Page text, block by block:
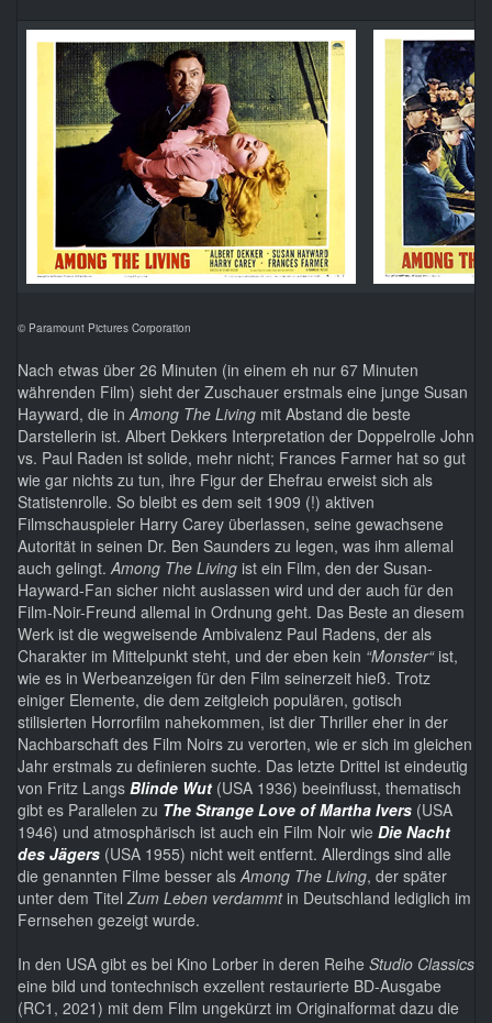
© Paramount Pictures Corporation
Nach etwas über 26 Minuten (in einem eh nur 67 Minuten
währenden Film) sieht der Zuschauer erstmals eine junge Susan
Hayward, die inAmong The Living mit Abstand die beste
Darstellerin ist. Albert Dekkers Interpretation der Doppelrolle John
vs. Paul Raden ist solide, mehr nicht; Frances Farmer hat so gut
wie gar nichts zu tun, ihre Figur der Ehefrau erweist sich als
Statistenrolle. So bleibt es dem seit 1909 (!) aktiven
Filmschauspieler Harry Carey überlassen, seine gewachsene
Autorität in seinen Dr. Ben Saunders zu legen, was ihm allemal
auch gelingt.Among The Living ist ein Film, den der Susan-
Hayward-Fan sicher nicht auslassen wird und der auch für den
Film-Noir-Freund allemal in Ordnung geht. Das Beste an diesem
Werk ist die wegweisende Ambivalenz Paul Radens, der als
Charakter im Mittelpunkt steht, und der eben kein “Monster“ist,
wie es in Werbeanzeigen für den Film seinerzeit hieß. Trotz
einiger Elemente, die dem zeitgleich populären, gotisch
stilisierten Horrorfilm nahekommen, ist dier Thriller eher in der
Nachbarschaft des Film Noirs zu verorten, wie er sich im gleichen
Jahr erstmals zu definieren suchte. Das letzte Drittel ist eindeutig
von Fritz Langs Blinde Wut (USA 1936) beeinflusst, thematisch
gibt es Parallelen zu The Strange Love of Martha Ivers (USA
1946) und atmosphärisch ist auch ein Film Noir wie Die Nacht
des Jägers (USA 1955) nicht weit entfernt. Allerdings sind alle
die genannten Filme besser alsAmong The Living, der später
unter dem TitelZum Leben verdammtin Deutschland lediglich im
Fernsehen gezeigt wurde.
In den USA gibt es bei Kino Lorber in deren Reihe Studio Classics
eine bild und tontechnisch exzellent restaurierte BD-Ausgabe
(RC1, 2021) mit dem Film ungekürzt im Originalformat dazu die